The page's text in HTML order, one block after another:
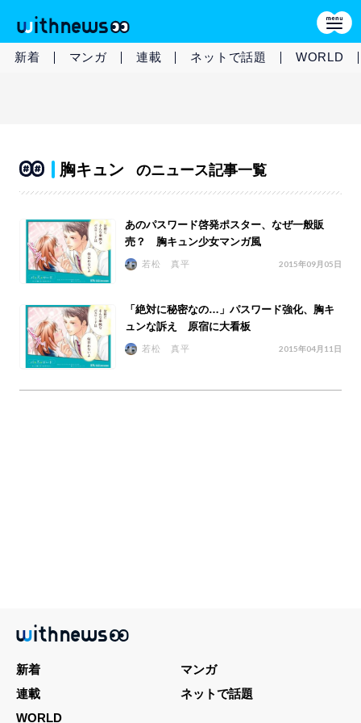
新着 マンガ 連載 ネットで話題 WORLD
胸キュン のニュース記事一覧
あのパスワード啓発ポスター、なぜ一般販
売？ 胸キュン少女マンガ風
若松 真平 2015年09月05日
「絶対に秘密なの…」パスワード強化、胸キ
ュンな訴え 原宿に大看板
若松 真平 2015年04月11日
新着
マンガ
連載
ネットで話題
WORLD